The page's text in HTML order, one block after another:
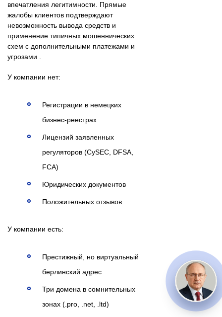
впечатления легитимности. Прямые
жалобы клиентов подтверждают
невозможность вывода средств и
применение типичных мошеннических
схем с дополнительными платежами и
угрозами .
У компании нет:
Регистрации в немецких
бизнес-реестрах
Лицензий заявленных
регуляторов (CySEC, DFSA,
FCA)
Юридических документов
Положительных отзывов
У компании есть:
Престижный, но виртуальный
берлинский адрес
Три домена в сомнительных
зонах (.pro, .net, .ltd)